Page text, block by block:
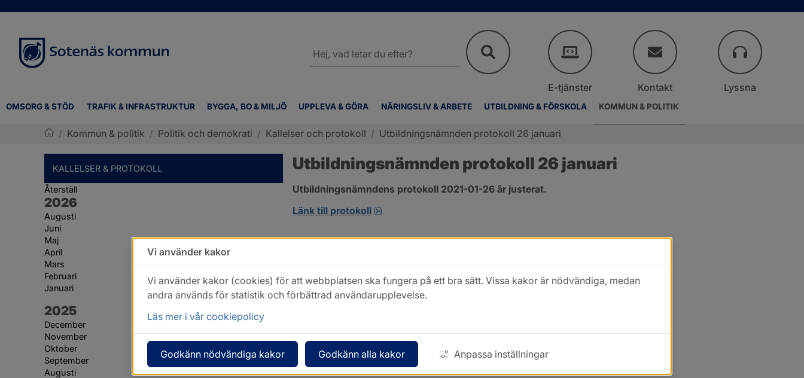
OMSORG & STÖD TRAFIK & INFRASTRUKTUR BYGGA, BO & MILJÖ UPPLEVA & GÖRA NÄRINGSLIV & ARBETE UTBILDNING & FÖRSKOLA KOMMUN & POLITIK
webbplatsen
E-tjänster Kontakt Lyssna
/ Kommun & politik / Politik och demokrati / Kallelser och protokoll / Utbildningsnämnden protokoll 26 januari
KALLELSER & PROTOKOLL
Återställ
År:
2026
Augusti
Juni
Maj
April
Mars
Februari
Januari
År:
2025
December
November
Oktober
September
Augusti
Utbildningsnämnden protokoll 26 januari
Utbildningsnämndens protokoll 2021-01-26 är justerat.
Länk till protokoll
pdf, 229.9 kB, öppnas i nytt fönster.
Vi använder kakor
Vi använder kakor (cookies) för att webbplatsen ska fungera på ett bra sätt. Vissa kakor är nödvändiga, medan
andra används för statistik och förbättrad användarupplevelse.
Läs mer i vår cookiepolicy
Godkänn nödvändiga kakor Godkänn alla kakor Anpassa inställningar